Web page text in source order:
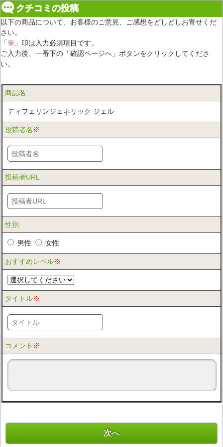
クチコミの投稿
以下の商品について、お客様のご意見、ご感想をどしどしお寄せくだ
さい。
「※ 」印は入力必須項目です。
ご入力後、一番下の「確認ページへ」ボタンをクリックしてくださ
い。
商品名
ディフェリンジェネリック ジェル
投稿者名 ※
投稿者URL
性別
男性 女性
おすすめレベル※
タイトル※
コメント ※